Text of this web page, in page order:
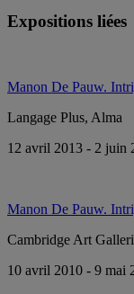
Expositions liées
Manon De Pauw.
Langage Plus, Alma
12 avril 2013 - 2 juin
Manon De Pauw.
Cambridge Art
10 avril 2010 - 9 mai